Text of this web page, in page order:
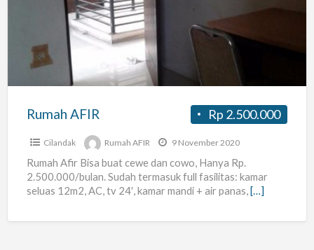
Rp 2.500.000
Rumah AFIR
Cilandak Rumah AFIR 9 November 2020
Rumah Afir Bisa buat cewe dan cowo, Hanya Rp.
2.500.000/bulan. Sudah termasuk full fasilitas: kamar
seluas 12m2, AC, tv 24′, kamar mandi + air panas,[…]